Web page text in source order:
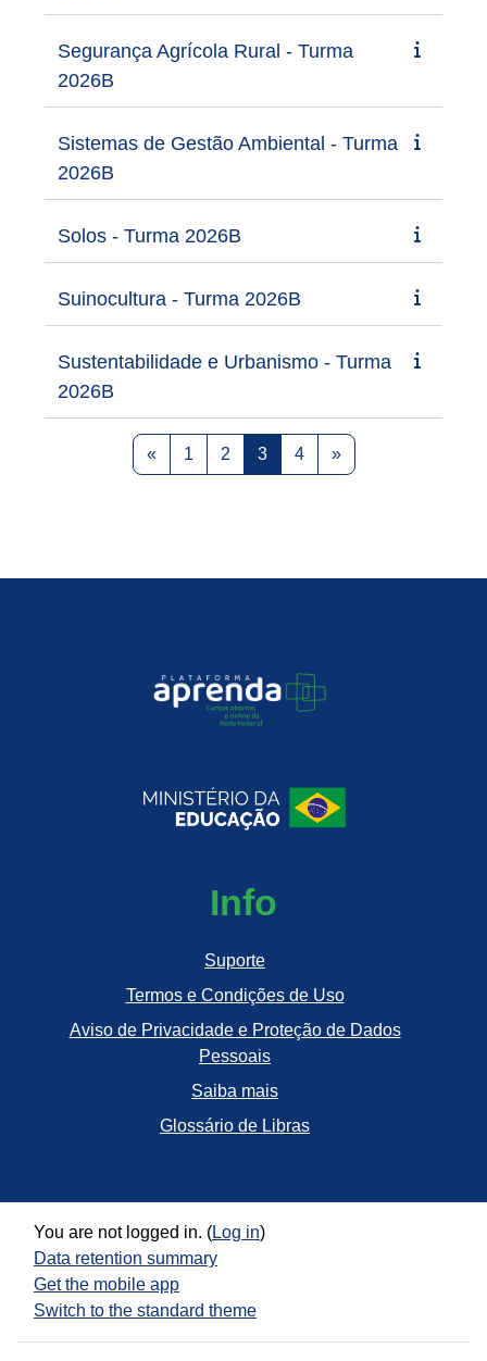
Segurança Agrícola Rural - Turma
2026B
Sistemas de Gestão Ambiental - Turma
2026B
Solos - Turma 2026B
Suinocultura - Turma 2026B
Sustentabilidade e Urbanismo - Turma
2026B
«Previous page
1 Page 1
2Page 2
3Page 3
4Page 4
»Next page
Info
Suporte
Termos e Condições de Uso
Aviso de Privacidade e Proteção de Dados
Pessoais
Saiba mais
Glossário de Libras
You are not logged in. (Log in)
Data retention summary
Get the mobile app
Switch to the standard theme